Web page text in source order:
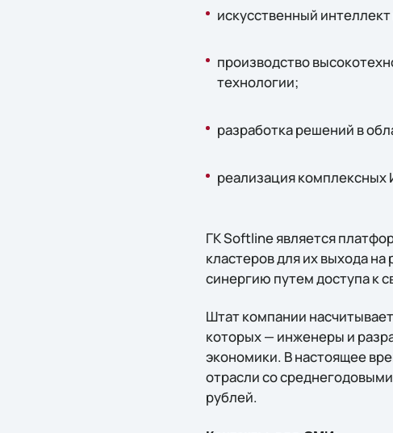
искусственный
производство
технологии;
разработка решений в
реализация комплексных
ГК Softline является
кластеров для их выхода
синергию путем доступа к
Штат компании
которых — инженеры и
экономики. В настоящее
отрасли со
рублей.